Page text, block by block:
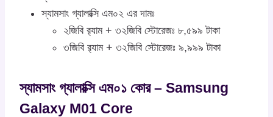
স্যামসাং গ্যালাক্সি এম০২ এর দামঃ
২জিবি র‍্যাম + ৩২জিবি স্টোরেজঃ ৮,৫৯৯ টাকা
৩জিবি র‍্যাম + ৩২জিবি স্টোরেজঃ ৯,৯৯৯ টাকা
স্যামসাং গ্যালাক্সি এম০১ কোর – Samsung
Galaxy M01 Core